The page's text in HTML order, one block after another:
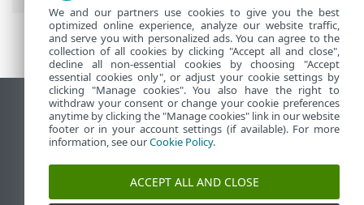
Ver site para desktop
End of Life
Base de conhecimento ESET
Fórum ESET
ESET Status Portal
We and our partners use cookies to give you the best
optimized online experience, analyze our website traffic,
and serve you with personalized ads. You can agree to the
collection of all cookies by clicking "Accept all and close",
decline all non-essential cookies by choosing "Accept
essential cookies only", or adjust your cookie settings by
clicking "Manage cookies". You also have the right to
withdraw your consent or change your cookie preferences
anytime by clicking the "Manage cookies" link in our website
footer or in your account settings (if available). For more
information, see ourCookie Policy.
ACCEPT ALL AND CLOSE